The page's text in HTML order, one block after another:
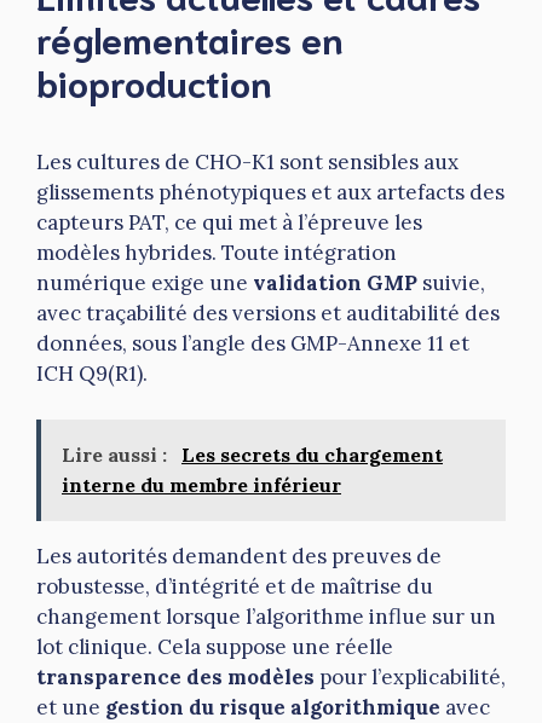
réglementaires en
bioproduction
Les cultures de CHO-K1 sont sensibles aux
glissements phénotypiques et aux artefacts des
capteurs PAT, ce qui met à l’épreuve les
modèles hybrides. Toute intégration
numérique exige une validation GMP suivie,
avec traçabilité des versions et auditabilité des
données, sous l’angle des GMP-Annexe 11 et
ICH Q9(R1).
Lire aussi :
Les secrets du chargement
interne du membre inférieur
Les autorités demandent des preuves de
robustesse, d’intégrité et de maîtrise du
changement lorsque l’algorithme influe sur un
lot clinique. Cela suppose une réelle
transparence des modèles pour l’explicabilité,
et une gestion du risque algorithmique avec